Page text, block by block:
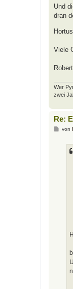
Und
dran
Viele
Robert
Wer
zwei
Re:
Bvon